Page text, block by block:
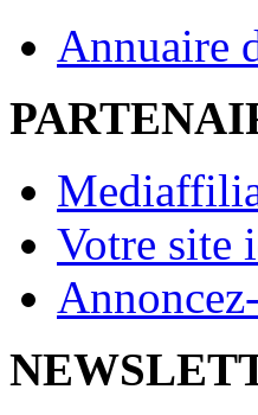
Annuaire
Votre site